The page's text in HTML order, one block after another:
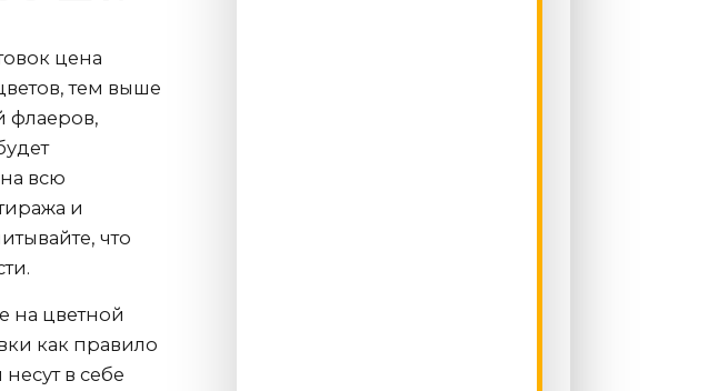
цена
тем выше
флаеров,
всю
и
что
на цветной
как правило
в себе